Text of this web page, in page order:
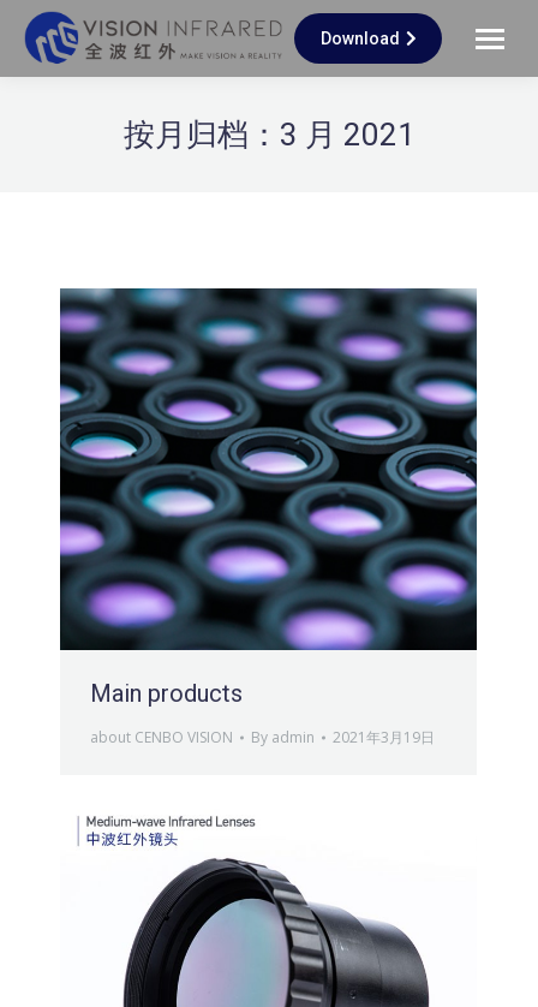
Download
按月归档： 3 月 2021
Main products
about CENBO VISION By admin 2021年3月19日